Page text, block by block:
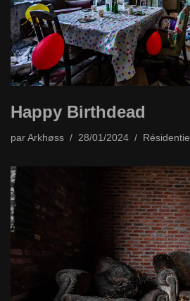
Happy Birthdead
par Arkhøss 28/01/2024 Résidentiel